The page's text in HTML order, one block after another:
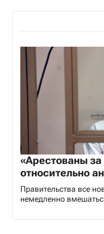
«Арестованы
относительно
Правительства все
немедленно